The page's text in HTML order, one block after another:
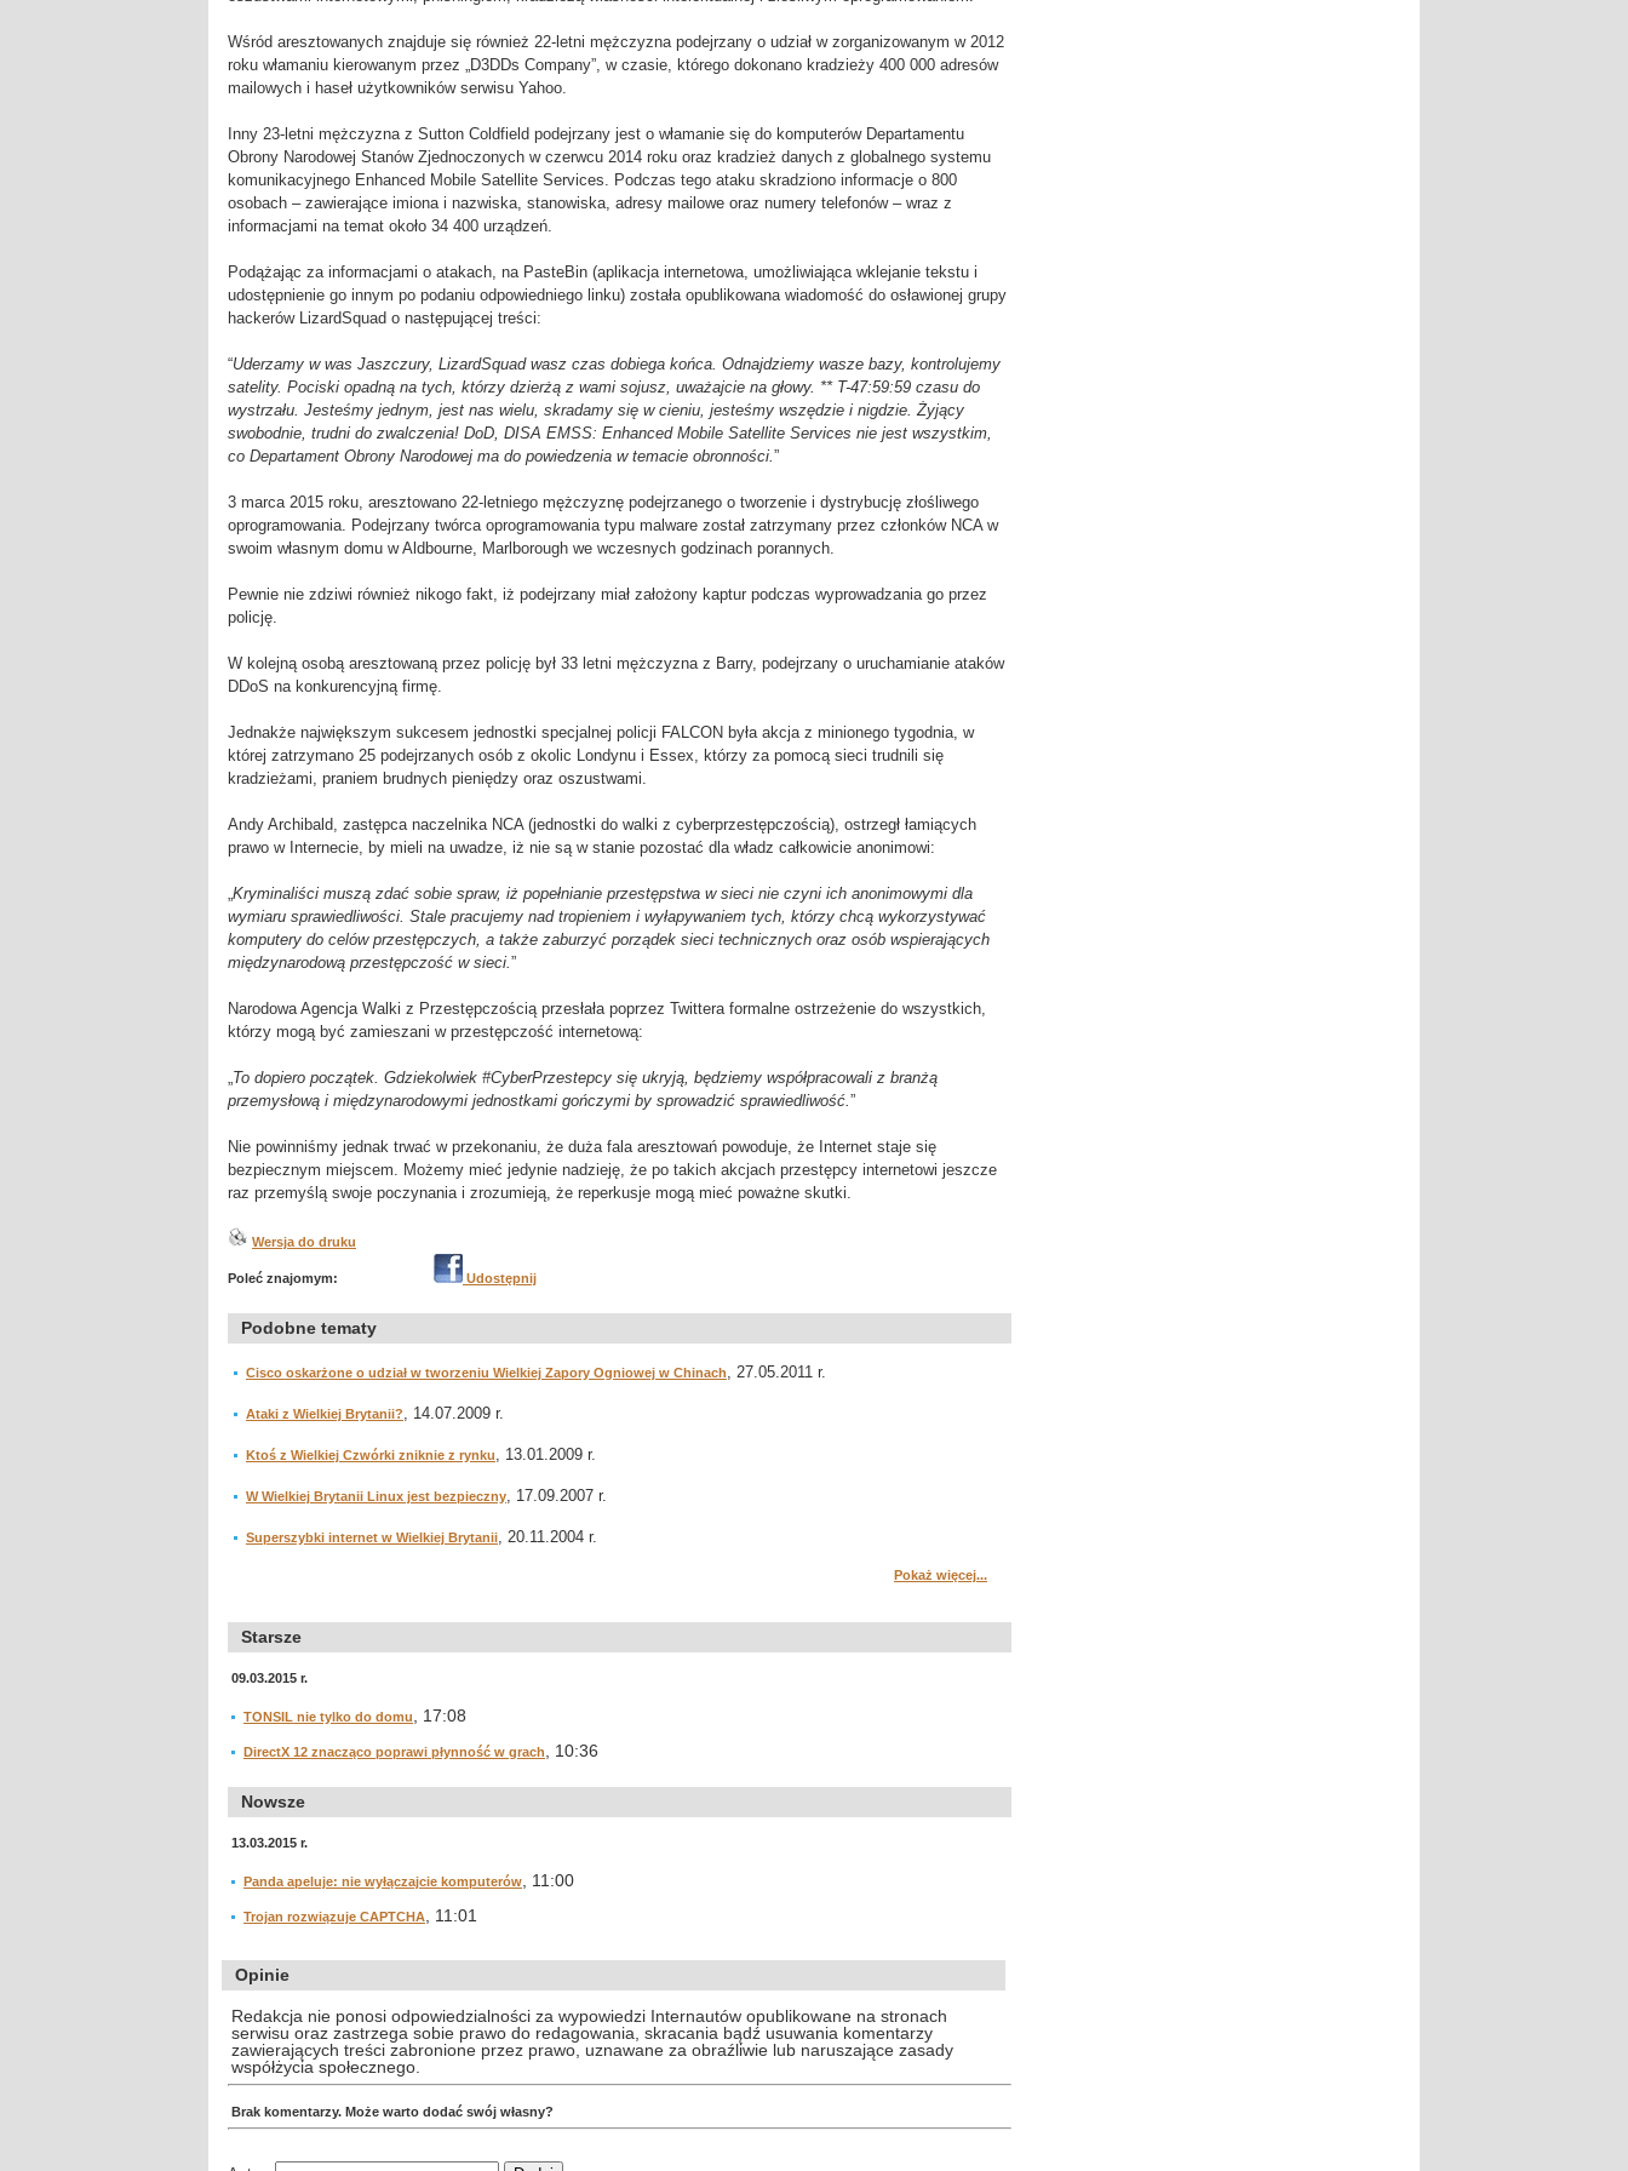
Wśród aresztowanych znajduje się również 22-letni mężczyzna podejrzany o udział w zorganizowanym w 2012
roku włamaniu kierowanym przez „D3DDs Company”, w czasie, którego dokonano kradzieży 400 000 adresów
mailowych i haseł użytkowników serwisu Yahoo.
Inny 23-letni mężczyzna z Sutton Coldfield podejrzany jest o włamanie się do komputerów Departamentu
Obrony Narodowej Stanów Zjednoczonych w czerwcu 2014 roku oraz kradzież danych z globalnego systemu
komunikacyjnego Enhanced Mobile Satellite Services. Podczas tego ataku skradziono informacje o 800
osobach – zawierające imiona i nazwiska, stanowiska, adresy mailowe oraz numery telefonów – wraz z
informacjami na temat około 34 400 urządzeń.
Podążając za informacjami o atakach, na PasteBin (aplikacja internetowa, umożliwiająca wklejanie tekstu i
udostępnienie go innym po podaniu odpowiedniego linku) została opublikowana wiadomość do osławionej grupy
hackerów LizardSquad o następującej treści:
“Uderzamy w was Jaszczury, LizardSquad wasz czas dobiega końca. Odnajdziemy wasze bazy, kontrolujemy
satelity. Pociski opadną na tych, którzy dzierżą z wami sojusz, uważajcie na głowy. ** T-47:59:59 czasu do
wystrzału. Jesteśmy jednym, jest nas wielu, skradamy się w cieniu, jesteśmy wszędzie i nigdzie. Żyjący
swobodnie, trudni do zwalczenia! DoD, DISA EMSS: Enhanced Mobile Satellite Services nie jest wszystkim,
co Departament Obrony Narodowej ma do powiedzenia w temacie obronności.”
3 marca 2015 roku, aresztowano 22-letniego mężczyznę podejrzanego o tworzenie i dystrybucję złośliwego
oprogramowania. Podejrzany twórca oprogramowania typu malware został zatrzymany przez członków NCA w
swoim własnym domu w Aldbourne, Marlborough we wczesnych godzinach porannych.
Pewnie nie zdziwi również nikogo fakt, iż podejrzany miał założony kaptur podczas wyprowadzania go przez
policję.
W kolejną osobą aresztowaną przez policję był 33 letni mężczyzna z Barry, podejrzany o uruchamianie ataków
DDoS na konkurencyjną firmę.
Jednakże największym sukcesem jednostki specjalnej policji FALCON była akcja z minionego tygodnia, w
której zatrzymano 25 podejrzanych osób z okolic Londynu i Essex, którzy za pomocą sieci trudnili się
kradzieżami, praniem brudnych pieniędzy oraz oszustwami.
Andy Archibald, zastępca naczelnika NCA (jednostki do walki z cyberprzestępczością), ostrzegł łamiących
prawo w Internecie, by mieli na uwadze, iż nie są w stanie pozostać dla władz całkowicie anonimowi:
„Kryminaliści muszą zdać sobie spraw, iż popełnianie przestępstwa w sieci nie czyni ich anonimowymi dla
wymiaru sprawiedliwości. Stale pracujemy nad tropieniem i wyłapywaniem tych, którzy chcą wykorzystywać
komputery do celów przestępczych, a także zaburzyć porządek sieci technicznych oraz osób wspierających
międzynarodową przestępczość w sieci.”
Narodowa Agencja Walki z Przestępczością przesłała poprzez Twittera formalne ostrzeżenie do wszystkich,
którzy mogą być zamieszani w przestępczość internetową:
„To dopiero początek. Gdziekolwiek #CyberPrzestepcy się ukryją, będziemy współpracowali z branżą
przemysłową i międzynarodowymi jednostkami gończymi by sprowadzić sprawiedliwość.”
Nie powinniśmy jednak trwać w przekonaniu, że duża fala aresztowań powoduje, że Internet staje się
bezpiecznym miejscem. Możemy mieć jedynie nadzieję, że po takich akcjach przestępcy internetowi jeszcze
raz przemyślą swoje poczynania i zrozumieją, że reperkusje mogą mieć poważne skutki.
Wersja do druku
Poleć znajomym: Udostępnij
Podobne tematy
Cisco oskarżone o udział w tworzeniu Wielkiej Zapory Ogniowej w Chinach, 27.05.2011 r.
Ataki z Wielkiej Brytanii?, 14.07.2009 r.
Ktoś z Wielkiej Czwórki zniknie z rynku, 13.01.2009 r.
W Wielkiej Brytanii Linux jest bezpieczny, 17.09.2007 r.
Superszybki internet w Wielkiej Brytanii, 20.11.2004 r.
Pokaż więcej...
Starsze
09.03.2015 r.
TONSIL nie tylko do domu , 17:08
DirectX 12 znacząco poprawi płynność w grach , 10:36
Nowsze
13.03.2015 r.
Panda apeluje: nie wyłączajcie komputerów , 11:00
Trojan rozwiązuje CAPTCHA , 11:01
Opinie
Redakcja nie ponosi odpowiedzialności za wypowiedzi Internautów opublikowane na stronach
serwisu oraz zastrzega sobie prawo do redagowania, skracania bądź usuwania komentarzy
zawierających treści zabronione przez prawo, uznawane za obraźliwie lub naruszające zasady
współżycia społecznego.
Brak komentarzy. Może warto dodać swój własny?